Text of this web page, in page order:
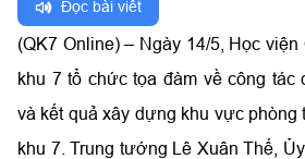
Đọc bài viết
(QK7 Online) – Ngày 14/5, Học
khu 7 tổ chức tọa đàm về công tác
và kết quả xây dựng khu vực phòng
khu 7. Trung tướng Lê Xuân Thế,